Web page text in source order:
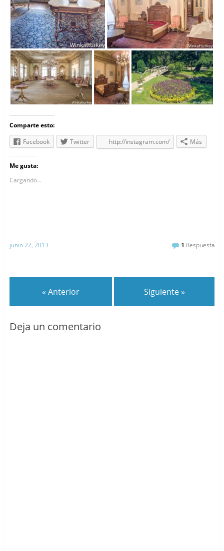
Comparte esto:
Facebook
Twitter http://instagram.com/ Más
Me gusta:
Cargando...
junio 22, 2013 1 Respuesta
« Anterior Siguiente »
Deja un comentario